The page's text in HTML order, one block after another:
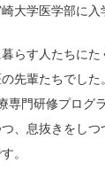
大学医学部に入
らす人たちに
先輩たちでし
専門研修プログ
、息抜きをし
。